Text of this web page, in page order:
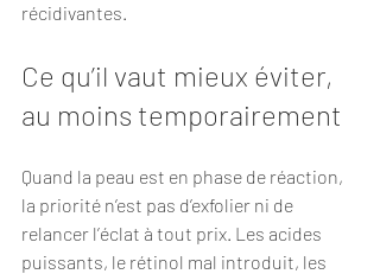
récidivantes.
Ce qu’il vaut mieux éviter,
au moins temporairement
Quand la peau est en phase de réaction,
la priorité n’est pas d’exfolier ni de
relancer l’éclat à tout prix. Les acides
puissants, le rétinol mal introduit, les